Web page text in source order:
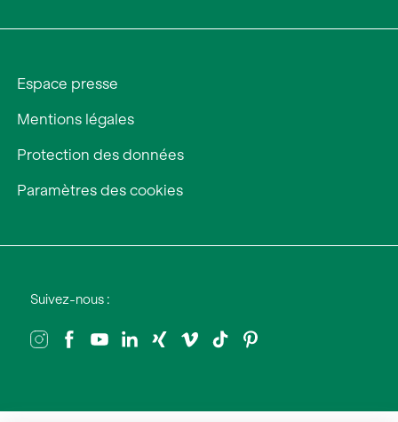
Espace presse
Mentions légales
Protection des données
Paramètres des cookies
Suivez-nous :